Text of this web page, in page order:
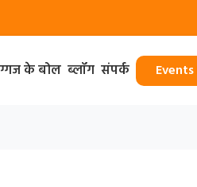
के बोल ब्लॉग संपर्क